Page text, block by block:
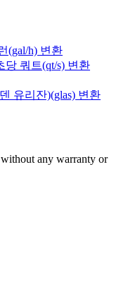
(gal/h) 변환
쿼트(qt/s) 변환
유리잔)(glas) 변환
any warranty or